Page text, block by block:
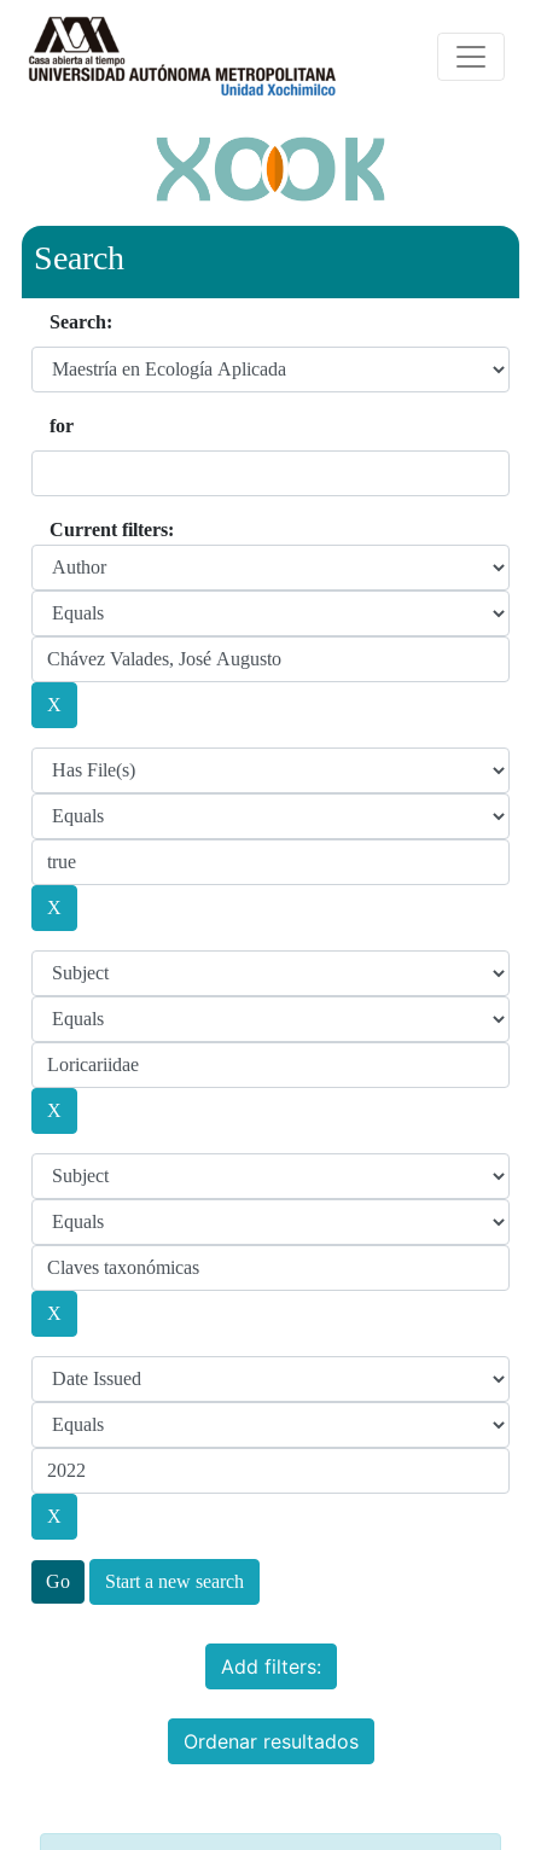
Search
Search:
for
Current filters:
Start a new search
Add filters:
Ordenar resultados